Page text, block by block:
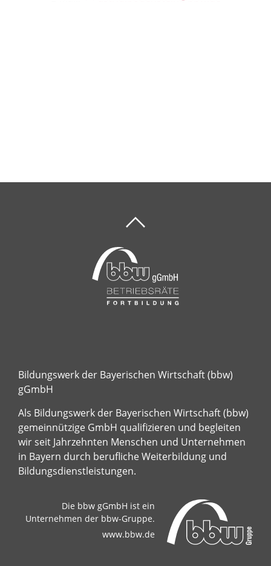
Bildungswerk der Bayerischen Wirtschaft (bbw)
gGmbH
Als Bildungswerk der Bayerischen Wirtschaft (bbw)
gemeinnützige GmbH qualifizieren und begleiten
wir seit Jahrzehnten Menschen und Unternehmen
in Bayern durch berufliche Weiterbildung und
Bildungsdienstleistungen.
Die bbw gGmbH ist ein
Unternehmen der bbw-Gruppe.
www.bbw.de